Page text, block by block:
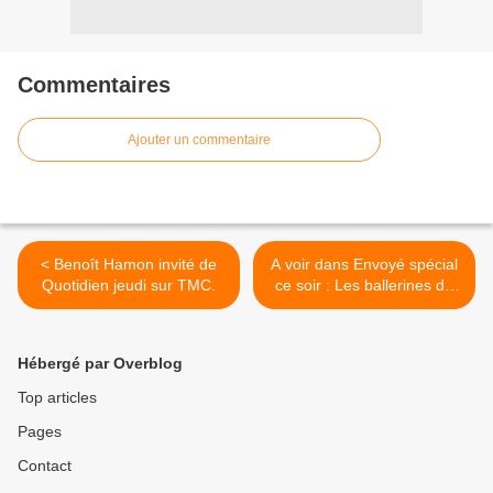
Commentaires
Ajouter un commentaire
< Benoît Hamon invité de
Quotidien jeudi sur TMC.
A voir dans Envoyé spécial
ce soir : Les ballerines de
Kibera. >
Hébergé par Overblog
Top articles
Pages
Contact